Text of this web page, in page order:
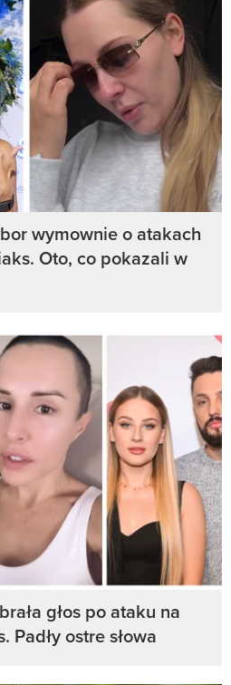
wymownie o atakach
Oto, co pokazali w
głos po ataku na
Padły ostre słowa